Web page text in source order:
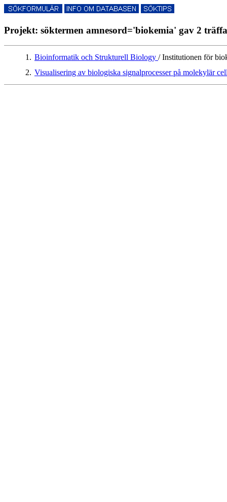
Projekt: söktermen amnesord='biokemia' gav 2
1. Bioinformatik och Strukturell Biology / Institutionen för
2. Visualisering av biologiska signalprocesser på molekylär